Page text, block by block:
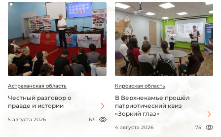
Астраханская область
Честный разговор о
правде и истории
5 августа 2026 63
Кировская область
В Верхнекамье прошёл
патриотический квиз
«Зоркий глаз»
4 августа 2026 75